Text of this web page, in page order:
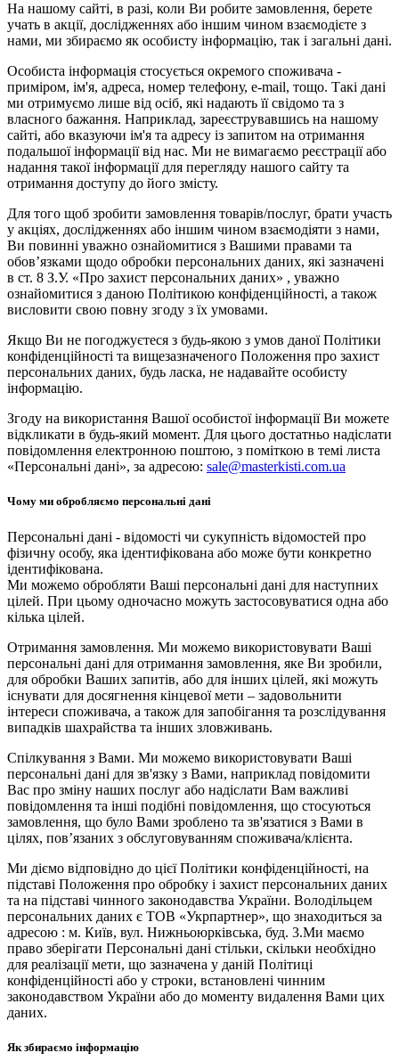
На нашому сайті, в разі, коли Ви робите замовлення, берете
учать в акції, дослідженнях або іншим чином взаємодієте з
нами, ми збираємо як особисту інформацію, так і загальні дані.
Особиста інформація стосується окремого споживача -
приміром, ім'я, адреса, номер телефону, e-mail, тощо. Такі дані
ми отримуємо лише від осіб, які надають її свідомо та з
власного бажання. Наприклад, зареєструвавшись на нашому
сайті, або вказуючи ім'я та адресу із запитом на отримання
подальшої інформації від нас. Ми не вимагаємо реєстрації або
надання такої інформації для перегляду нашого сайту та
отримання доступу до його змісту.
Для того щоб зробити замовлення товарів/послуг, брати участь
у акціях, дослідженнях або іншим чином взаємодіяти з нами,
Ви повинні уважно ознайомитися з Вашими правами та
обов’язками щодо обробки персональних даних, які зазначені
в ст. 8 З.У. «Про захист персональних даних» , уважно
ознайомитися з даною Політикою конфіденційності, а також
висловити свою повну згоду з їх умовами.
Якщо Ви не погоджуєтеся з будь-якою з умов даної Політики
конфіденційності та вищезазначеного Положення про захист
персональних даних, будь ласка, не надавайте особисту
інформацію.
Згоду на використання Вашої особистої інформації Ви можете
відкликати в будь-який момент. Для цього достатньо надіслати
повідомлення електронною поштою, з поміткою в темі листа
«Персональні дані», за адресою: sale@masterkisti.com.ua
Чому ми обробляємо персональні дані
Персональні дані - відомості чи сукупність відомостей про
фізичну особу, яка ідентифікована або може бути конкретно
ідентифікована.
Ми можемо обробляти Ваші персональні дані для наступних
цілей. При цьому одночасно можуть застосовуватися одна або
кілька цілей.
Отримання замовлення. Ми можемо використовувати Ваші
персональні дані для отримання замовлення, яке Ви зробили,
для обробки Ваших запитів, або для інших цілей, які можуть
існувати для досягнення кінцевої мети – задовольнити
інтереси споживача, а також для запобігання та розслідування
випадків шахрайства та інших зловживань.
Спілкування з Вами. Ми можемо використовувати Ваші
персональні дані для зв'язку з Вами, наприклад повідомити
Вас про зміну наших послуг або надіслати Вам важливі
повідомлення та інші подібні повідомлення, що стосуються
замовлення, що було Вами зроблено та зв'язатися з Вами в
цілях, пов’язаних з обслуговуванням споживача/клієнта.
Ми діємо відповідно до цієї Політики конфіденційності, на
підставі Положення про обробку і захист персональних даних
та на підставі чинного законодавства України. Володільцем
персональних даних є ТОВ «Укрпартнер», що знаходиться за
адресою : м. Київ, вул. Нижньоюркiвська, буд. 3.Ми маємо
право зберігати Персональні дані стільки, скільки необхідно
для реалізації мети, що зазначена у даній Політиці
конфіденційності або у строки, встановлені чинним
законодавством України або до моменту видалення Вами цих
даних.
Як збираємо інформацію